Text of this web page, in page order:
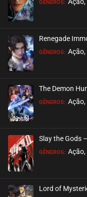
GÊNEROS:
Renegade
GÊNEROS:
The Demon
GÊNEROS:
Slay the Gods
GÊNEROS:
Lord of